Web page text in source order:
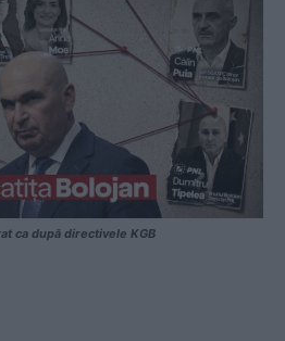
ca după directivele KGB